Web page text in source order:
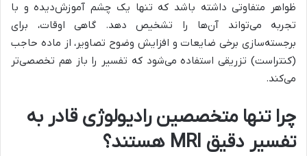
ظواهر متفاوتی داشته باشد که تنها یک چشم آموزش‌دیده و با
تجربه می‌تواند آن‌ها را تشخیص دهد. گاهی اوقات، برای
برجسته‌سازی برخی ضایعات و افزایش وضوح تصاویر، از ماده حاجب
(کنتراست) تزریقی استفاده می‌شود که تفسیر را باز هم تخصصی‌تر
می‌کند.
چرا تنها متخصصین رادیولوژی قادر به
تفسیر دقیق MRI هستند؟